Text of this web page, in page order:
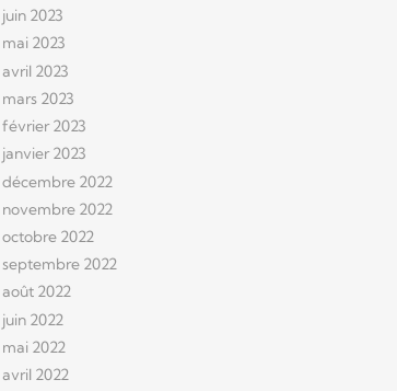
juin 2023
mai 2023
avril 2023
mars 2023
février 2023
janvier 2023
décembre 2022
novembre 2022
octobre 2022
septembre 2022
août 2022
juin 2022
mai 2022
avril 2022